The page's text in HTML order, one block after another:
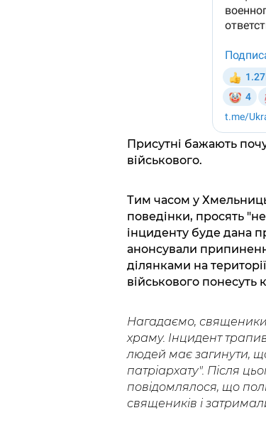
Присутні бажають
військового.
Тим часом у
поведінки, просять
інциденту буде дана
анонсували
ділянками на
військового понесуть
Нагадаємо,
храму. Інцидент
людей має загинути,
патріархату". Після
повідомлялося, що
священиків і